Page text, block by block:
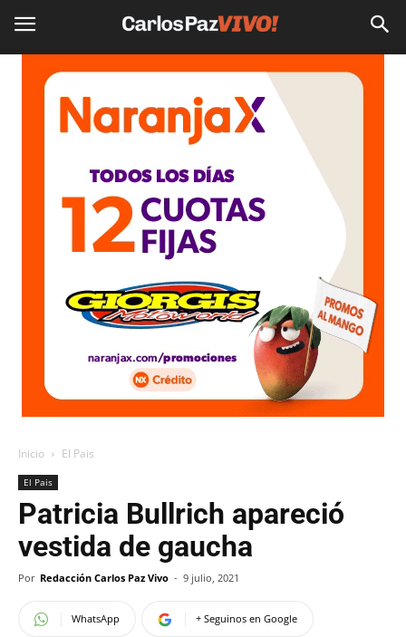
Inicio El Pais
El Pais
Patricia Bullrich apareció
vestida de gaucha
Por Redacción Carlos Paz Vivo - 9 julio, 2021
WhatsApp + Seguinos en Google